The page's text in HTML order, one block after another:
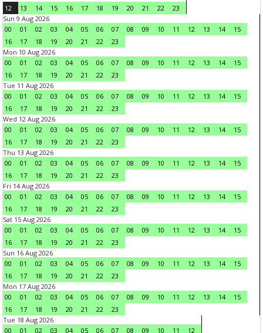
12 13 14 15 16 17 18 19 20 21 22
23
Sun 9 Aug 2026
00
01 02 03 04 05 06 07 08 09 10 11 12 13 14
15
16
17 18 19 20 21 22
23
Mon 10 Aug 2026
00
01 02 03 04 05 06 07 08 09 10 11 12 13 14
15
16
17 18 19 20 21 22
23
Tue 11 Aug 2026
00
01 02 03 04 05 06 07 08 09 10 11 12 13 14
15
16
17 18 19 20 21 22
23
Wed 12 Aug 2026
00
01 02 03 04 05 06 07 08 09 10 11 12 13 14
15
16
17 18 19 20 21 22
23
Thu 13 Aug 2026
00
01 02 03 04 05 06 07 08 09 10 11 12 13 14
15
16
17 18 19 20 21 22
23
Fri 14 Aug 2026
00
01 02 03 04 05 06 07 08 09 10 11 12 13 14
15
16
17 18 19 20 21 22
23
Sat 15 Aug 2026
00
01 02 03 04 05 06 07 08 09 10 11 12 13 14
15
16
17 18 19 20 21 22
23
Sun 16 Aug 2026
00
01 02 03 04 05 06 07 08 09 10 11 12 13 14
15
16
17 18 19 20 21 22
23
Mon 17 Aug 2026
00
01 02 03 04 05 06 07 08 09 10 11 12 13 14
15
16
17 18 19 20 21 22
23
Tue 18 Aug 2026
00
01 02 03 04 05 06 07 08 09 10 11 12